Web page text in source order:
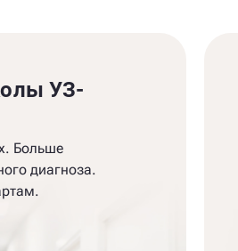
УЗ-
Больше
диагноза.